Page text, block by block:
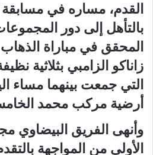
بالتأهل إلى دور
المحقق في مباراة
زاناكو الزامبي بثلاثية
التي جمعت بينهما مساء
أرضية مركب محمد
وأنهى الفريق البيضاوي
الأولى من المواجهة